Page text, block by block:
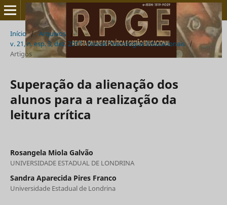
Início / Arquivos
/
v. 21, n. esp. 3, dez. 2017 - Dossiê Tecnologias Educacionais /
Artigos
Superação da alienação dos
alunos para a realização da
leitura crítica
Rosangela Miola Galvão
UNIVERSIDADE ESTADUAL DE LONDRINA
Sandra Aparecida Pires Franco
Universidade Estadual de Londrina